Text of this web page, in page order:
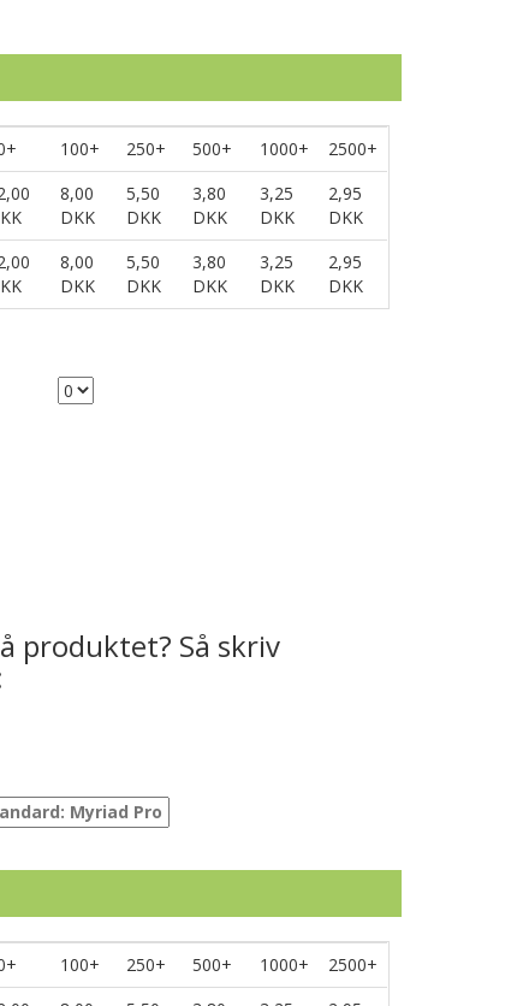
100+ 250+ 500+ 1000+
2500+
8,00
DKK
5,50
DKK
3,80
DKK
3,25
DKK
2,95
DKK
8,00
DKK
5,50
DKK
3,80
DKK
3,25
DKK
2,95
DKK
produktet? Så skriv
100+ 250+ 500+ 1000+
2500+